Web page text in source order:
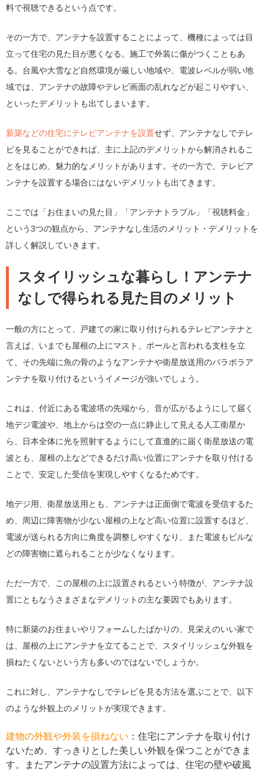
料で視聴できるという点です。
その一方で、アンテナを設置することによって、機種によっては目
立って住宅の見た目が悪くなる。施工で外装に傷がつくこともあ
る。台風や大雪など自然環境が厳しい地域や、電波レベルが弱い地
域では、アンテナの故障やテレビ画面の乱れなどが起こりやすい、
といったデメリットも出てしまいます。
新築などの住宅にテレビアンテナを設置せず、アンテナなしでテレ
ビを見ることができれば、主に上記のデメリットから解消されるこ
とをはじめ、魅力的なメリットがあります。その一方で、テレビア
ンテナを設置する場合にはないデメリットも出てきます。
ここでは「お住まいの見た目」「アンテナトラブル」「視聴料金」
という3つの観点から、アンテナなし生活のメリット・デメリットを
詳しく解説していきます。
スタイリッシュな暮らし！アンテナ
なしで得られる見た目のメリット
一般の方にとって、戸建ての家に取り付けられるテレビアンテナと
言えば、いまでも屋根の上にマスト、ポールと言われる支柱を立
て、その先端に魚の骨のようなアンテナや衛星放送用のパラボラア
ンテナを取り付けるというイメージが強いでしょう。
これは、付近にある電波塔の先端から、音が広がるようにして届く
地デジ電波や、地上からは空の一点に静止して見える人工衛星か
ら、日本全体に光を照射するようにして直進的に届く衛星放送の電
波とも、屋根の上などできるだけ高い位置にアンテナを取り付ける
ことで、安定した受信を実現しやすくなるためです。
地デジ用、衛星放送用とも、アンテナは正面側で電波を受信するた
め、周辺に障害物が少ない屋根の上など高い位置に設置するほど、
電波が送られる方向に角度を調整しやすくなり、また電波もビルな
どの障害物に遮られることが少なくなります。
ただ一方で、この屋根の上に設置されるという特徴が、アンテナ設
置にともなうさまざまなデメリットの主な要因でもあります。
特に新築のお住まいやリフォームしたばかりの、見栄えのいい家で
は、屋根の上にアンテナを立てることで、スタイリッシュな外観を
損ねたくないという方も多いのではないでしょうか。
これに対し、アンテナなしでテレビを見る方法を選ぶことで、以下
のような外観上のメリットが実現できます。
建物の外観や外装を損ねない ：住宅にアンテナを取り付け
ないため、すっきりとした美しい外観を保つことができま
す。またアンテナの設置方法によっては、住宅の壁や破風